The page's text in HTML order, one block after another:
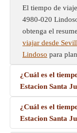
El tiempo de
4980-020
obtenga el
viajar desde
Lindoso para
¿Cuál es el
Estacion Santa
¿Cuál es el
Estacion Santa